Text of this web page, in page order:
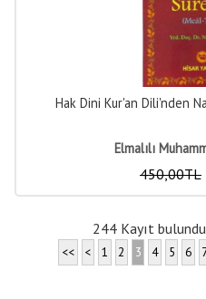
Hak Dini Kur'an Dili'nden
Elmalılı
450,00TL
244 Kayıt
<< < 1 2 3 4 5 6